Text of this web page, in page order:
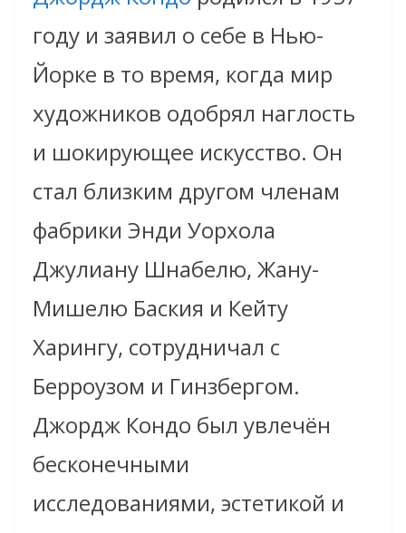
году и заявил о себе в Нью-
Йорке в то время, когда мир
художников одобрял наглость
и шокирующее искусство. Он
стал близким другом членам
фабрики Энди Уорхола
Джулиану Шнабелю, Жану-
Мишелю Баския и Кейту
Харингу, сотрудничал с
Берроузом и Гинзбергом.
Джордж Кондо был увлечён
бесконечными
исследованиями, эстетикой и